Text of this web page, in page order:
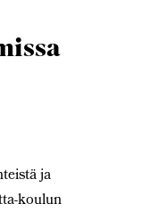
ja
koulun